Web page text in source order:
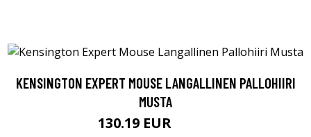
KENSINGTON EXPERT MOUSE LANGALLINEN PALLOHIIRI
MUSTA
130.19 EUR